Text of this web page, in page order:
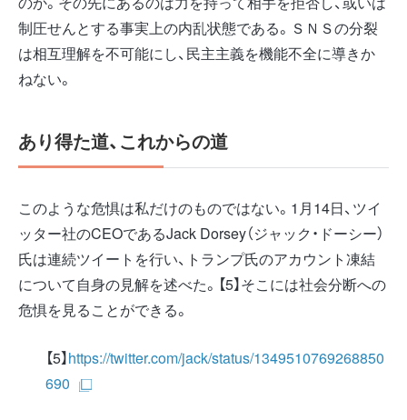
制圧せんとする事実上の内乱状態である。ＳＮＳの分裂
は相互理解を不可能にし、民主主義を機能不全に導きか
ねない。
あり得た道、これからの道
このような危惧は私だけのものではない。1月14日、ツイ
ッター社のCEOであるJack Dorsey（ジャック・ドーシー）
氏は連続ツイートを行い、トランプ氏のアカウント凍結
について自身の見解を述べた。【5】そこには社会分断への
危惧を見ることができる。
【5】https://twitter.com/jack/status/1349510769268850
690